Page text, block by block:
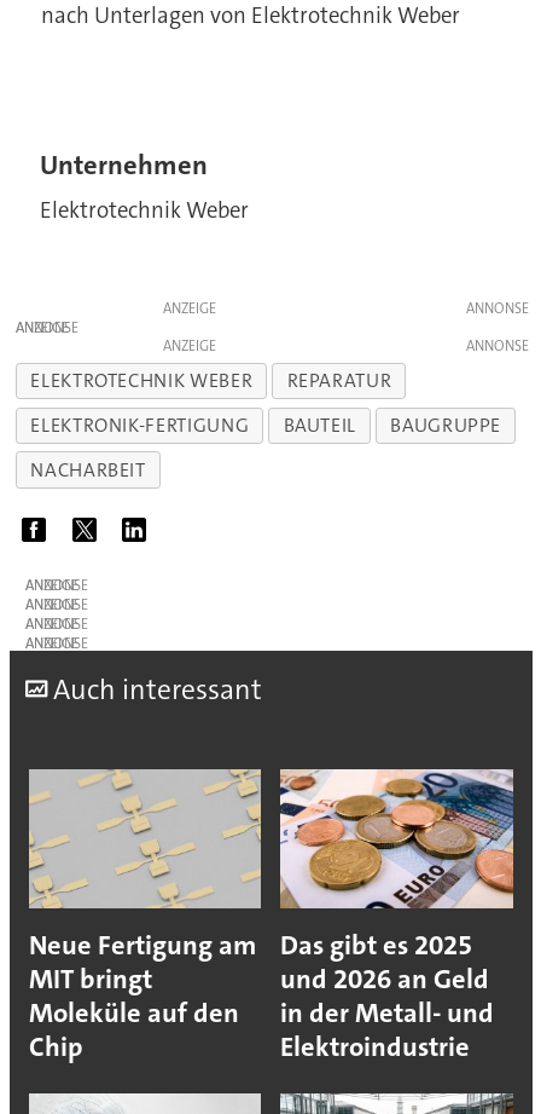
nach Unterlagen von Elektrotechnik Weber
Unternehmen
Elektrotechnik Weber
ANZEIGE
ANZEIGE
ANZEIGE
ELEKTROTECHNIK WEBER
REPARATUR
ELEKTRONIK-FERTIGUNG
BAUTEIL
BAUGRUPPE
NACHARBEIT
ANZEIGE
ANZEIGE
ANZEIGE
ANZEIGE
Auch interessant
Neue Fertigung am
MIT bringt
Moleküle auf den
Chip
Das gibt es 2025
und 2026 an Geld
in der Metall- und
Elektroindustrie